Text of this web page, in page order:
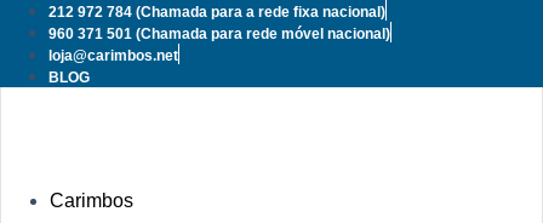
Pular
para
conteúdo
212 972 784 (Chamada para a rede fixa nacional)
960 371 501 (Chamada para rede móvel nacional)
loja@carimbos.net
BLOG
Carimbos